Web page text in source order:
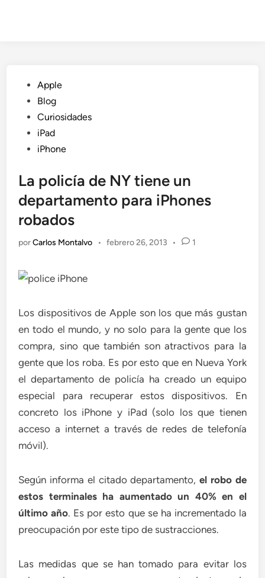
Publicado
en
Apple
Blog
Curiosidades
iPad
iPhone
La policía de NY tiene un
departamento para iPhones
robados
porCarlos Montalvo • febrero 26, 2013 • 1
Los dispositivos de Apple son los que más gustan
en todo el mundo, y no solo para la gente que los
compra, sino que también son atractivos para la
gente que los roba. Es por esto que en Nueva York
el departamento de policía ha creado un equipo
especial para recuperar estos dispositivos. En
concreto los iPhone y iPad (solo los que tienen
acceso a internet a través de redes de telefonía
móvil).
Según informa el citado departamento,el robo de
estos terminales ha aumentado un 40% en el
último año. Es por esto que se ha incrementado la
preocupación por este tipo de sustracciones.
Las medidas que se han tomado para evitar los